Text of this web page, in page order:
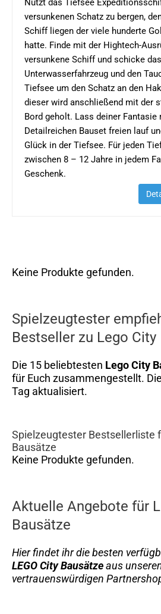
Nutzt das Tiefsee
versunkenen Schatz zu bergen,
Schiff liegen der viele hunderte
hatte. Finde mit der Hightech-
versunkene Schiff und schicke das
Unterwasserfahrzeug und den
Tiefsee um den Schatz an den
dieser wird anschließend mit der
Bord geholt. Lass deiner Fantasie
Detailreichen Bauset freien lauf
Glück in der Tiefsee. Für jeden
zwischen 8 – 12 Jahre in jedem
Geschenk.
Keine Produkte gefunden.
Spielzeugtester
Bestseller zu Lego City
Die 15 beliebtesten Lego City
für Euch zusammengestellt.
Tag aktualisiert.
Spielzeugtester Bestsellerliste
Bausätze
Keine Produkte gefunden.
Aktuelle Angebote für
Bausätze
Hier findet ihr die besten
LEGO City Bausätzeaus
vertrauenswürdigen